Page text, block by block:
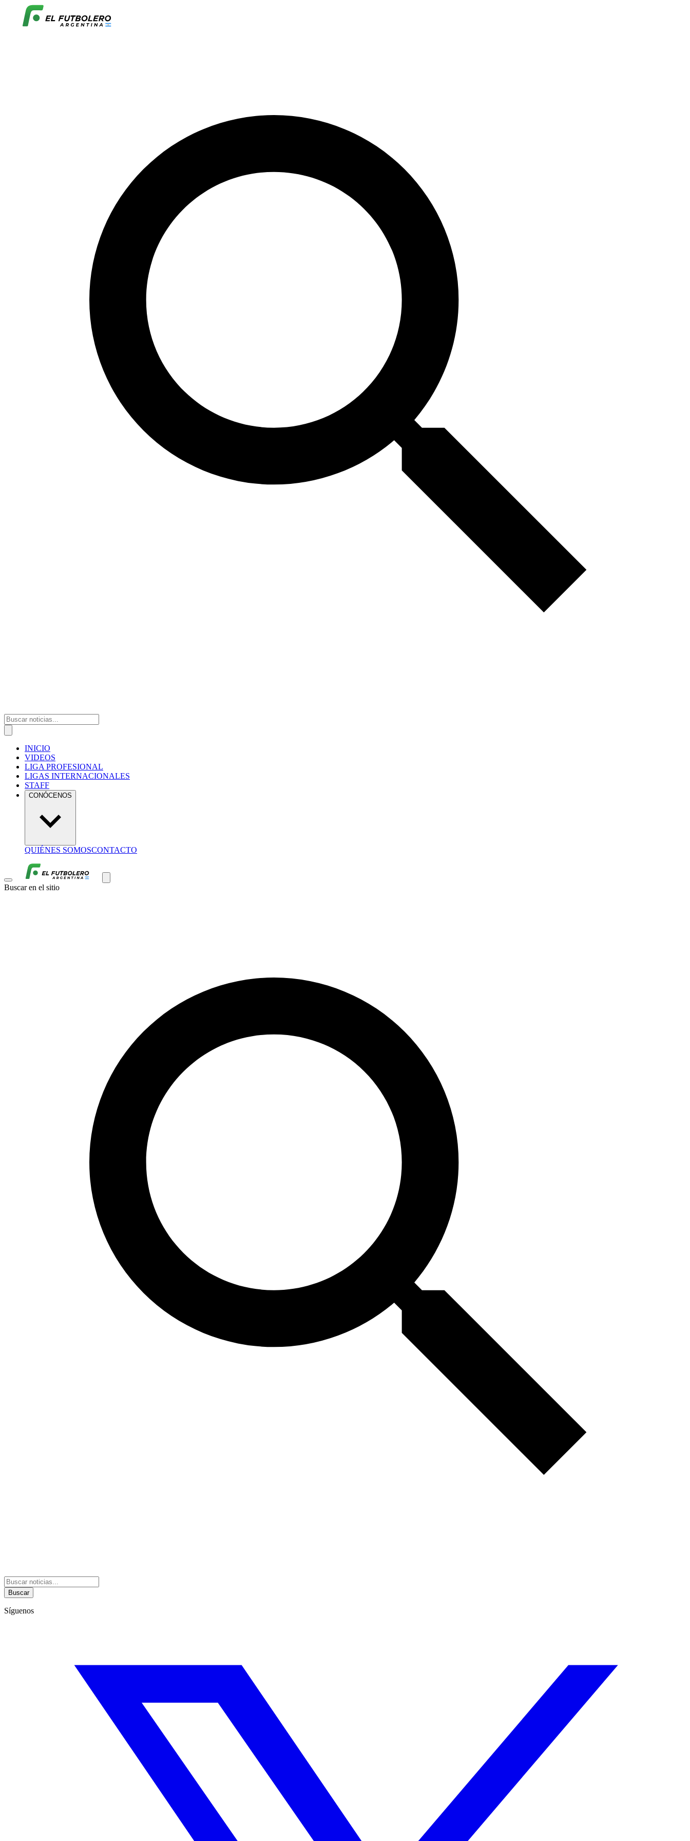
INICIO
VIDEOS
LIGA PROFESIONAL
LIGAS INTERNACIONALES
STAFF
CONÓCENOS
QUIÉNES SOMOSCONTACTO
Buscar en el sitio
Buscar
Síguenos